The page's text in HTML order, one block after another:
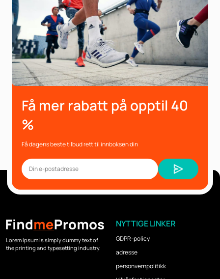
Få mer rabatt på opptil 40
%
Få dagens beste tilbud rett til innboksen din
Lorem Ipsum is simply dummy text of
the printing and typesetting industry.
NYTTIGE LINKER
GDPR-policy
adresse
personvernpolitikk